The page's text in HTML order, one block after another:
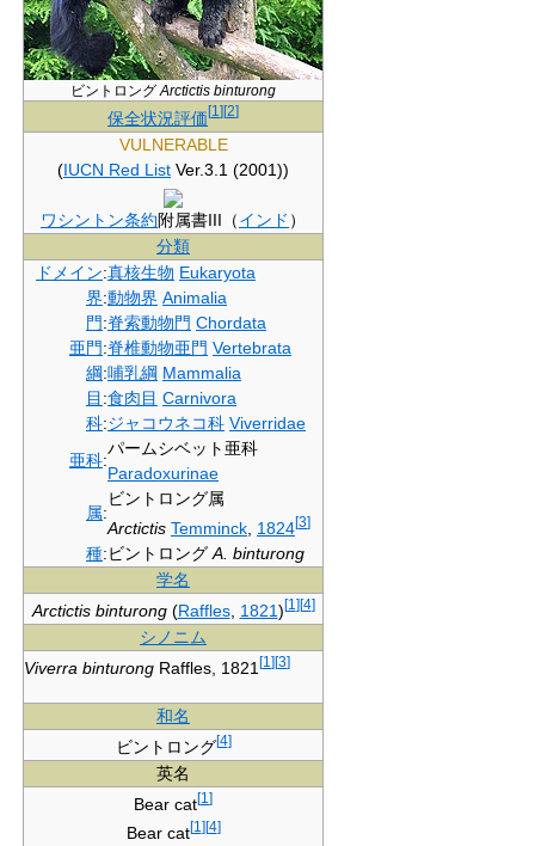
ビントロング Arctictis binturong
保全状況評価 [1 ] [2]
VULNERABLE
(IUCN Red List Ver.3.1 (2001))
ワシントン条約附属書III（インド ）
分類
ドメイン:真核生物 Eukaryota
界:動物界 Animalia
門:脊索動物門 Chordata
亜門:脊椎動物亜門 Vertebrata
綱:哺乳綱 Mammalia
目:食肉目 Carnivora
科:ジャコウネコ科 Viverridae
亜科:
パームシベット亜科
Paradoxurinae
属:
ビントロング属
Arctictis Temminck 1824[3]
種:ビントロング A. binturong
学名
Arctictis binturong(Raffles, 1821)[1 ][4]
シノニム
Viverra binturong Raffles, 1821 [1 ][3]
和名
ビントロング[4]
英名
Bear cat[1 ]
Bear cat[1 ][4]